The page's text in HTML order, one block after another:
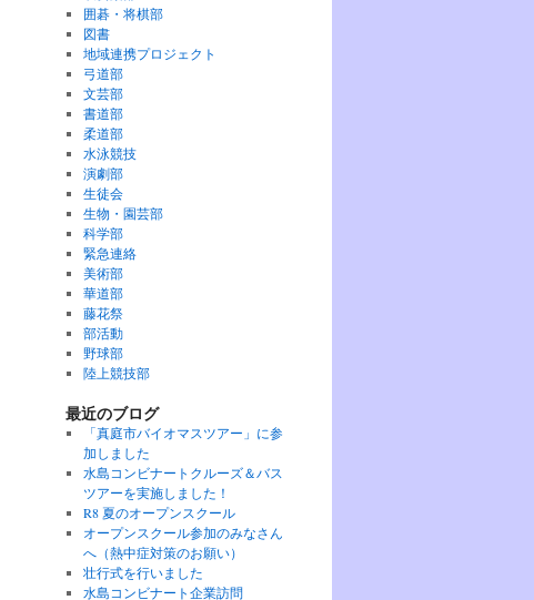
囲碁・将棋部
図書
地域連携プロジェクト
弓道部
文芸部
書道部
柔道部
水泳競技
演劇部
生徒会
生物・園芸部
科学部
緊急連絡
美術部
華道部
藤花祭
部活動
野球部
陸上競技部
最近のブログ
「真庭市バイオマスツアー」に参
加しました
水島コンビナートクルーズ＆バス
ツアーを実施しました！
R8 夏のオープンスクール
オープンスクール参加のみなさん
へ（熱中症対策のお願い）
壮行式を行いました
水島コンビナート企業訪問